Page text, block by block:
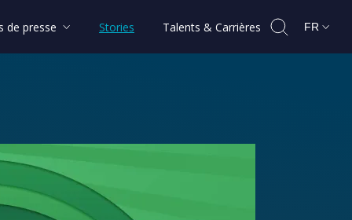
de presse Stories Talents & Carrières FR